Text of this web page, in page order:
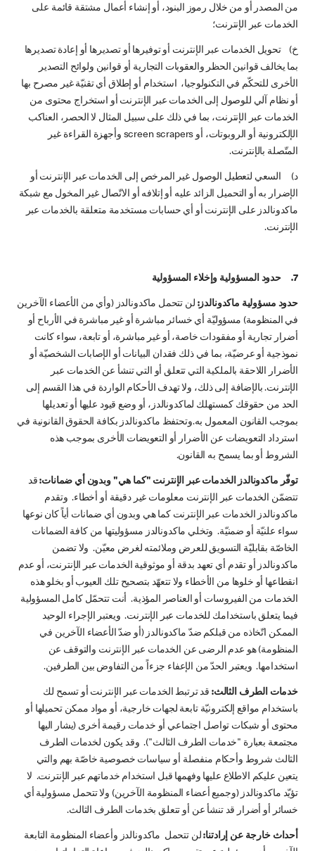
من المصدر أو من خلال رموز البنود، أو إنشاء أعمال مشتقة قائمة على
الخدمات عبر الإنترنت؛
خ‌) تحويل الخدمات عبر الإنترنت أو توفيرها أو تصديرها أو إعادة تصديرها
بما يخالف قوانين الحظر والعقوبات التجارية أو قوانين ولوائح التصدير
الأخرى للتحكّم في التكنولوجيا، استخدام أو إطلاق أي تقنيّة غير مصرح بها
أو نظام آلي للوصول إلى الخدمات عبر الإنترنت أو استخراج محتوى من
الخدمات عبر الإنترنت، بما في ذلك على سبيل المثال لا الحصر، العناكب
الإلكترونية أو الروبوتات، أو screen scrapers وأجهزة القراءة غير
المتّصلة بالإنترنت.
د‌) السعي لتعطيل الوصول غير المرخص إلى الخدمات عبر الإنترنت أو
الإضرار به أو التحميل الزائد عليه أو إتلافه أو الاتّصال غير المخول مع شبكة
ماكدونالدز على الإنترنت أو أي حسابات مستخدمة متعلقة بالخدمات عبر
الإنترنت.
7. حدود المسؤولية وإخلاء المسؤولية
حدود مسؤولية ماكدونالدز: لن تتحمل ماكدونالدز (وأي من الأعضاء الآخرين
في المنظومة) مسؤوليّة أي خسائر مباشرة أو غير مباشرة في الأرباح أو
أضرار تجارية أو مفقودات خاصة، أو غير مباشرة، أو تابعة، سواء كانت
نموذجية أو عرضيّة، بما في ذلك فقدان البيانات أو الإصابات الشخصيّة أو
الأضرار اللاحقة بالملكية التي تتعلق أو التي تنشأ عن الخدمات عبر
الإنترنت. بالإضافة إلى ذلك، ولا تهدف الأحكام الواردة في هذا القسم إلى
الحد من حقوقك كمستهلك لماكدونالدز، أو وضع قيود عليها أو تعديلها
بموجب القانون المعمول به.وتحتفظ ماكدونالدز بكافة الحقوق القانونية في
استرداد التعويضات عن الأضرار أو التعويضات الأخرى بموجب هذه
الشروط أو بما يسمح به القانون.
توفّر ماكدونالدز الخدمات عبر الإنترنت "كما هي" وبدون أي ضمانات: قد
تتضمّن الخدمات عبر الإنترنت معلومات غير دقيقة أو أخطاء. وتقدم
ماكدونالدز الخدمات عبر الإنترنت كما هي وبدون أي ضمانات أياً كان نوعها
سواء علنيّة أو ضمنيّة. وتخلي ماكدونالدز مسؤوليتها من كافة الضمانات
الخاصّة بقابليّة التسويق للعرض وملائمته لغرض معيّن. ولا تضمن
ماكدونالدز أو تقدم أي تعهد بدقة أو موثوقية الخدمات عبر الإنترنت، أو عدم
انقطاعها أو خلوها من الأخطاء ولا تتعهّد بتصحيح تلك العيوب أو بخلو هذه
الخدمات من الفيروسات أو العناصر المؤذية. أنت تتحمّل كامل المسؤولية
فيما يتعلق باستخدامك للخدمات عبر الإنترنت. ويعتبر الإجراء الوحيد
الممكن اتّخاذه من قبلكم ضدّ ماكدونالدز (أو ضدّ الأعضاء الآخرين في
المنظومة) هو عدم الرضى عن الخدمات عبر الإنترنت والتوقف عن
استخدامها. ويعتبر الحدّ من الإعفاء جزءاً من التفاوض بين الطرفين.
خدمات الطرف الثالث: قد ترتبط الخدمات عبر الإنترنت أو تسمح لك
باستخدام مواقع إلكترونيّة تابعة لجهات خارجية، أو مواد ممكن تحميلها أو
محتوى أو شبكات تواصل اجتماعي أو خدمات رقيمة أخرى (يشار اليها
مجتمعة بعبارة "خدمات الطرف الثالث"). وقد يكون لخدمات الطرف
الثالث شروط وأحكام منفصلة أو سياسات خصوصية خاصّة بهم والتي
يتعين عليكم الاطلاع عليها وفهمها قبل استخدام خدماتهم عبر الإنترنت. لا
تؤيّد ماكدونالدز (وجميع أعضاء المنظومة الآخرين) ولا تتحمل مسؤولية أي
خسائر أو أضرار قد تنشأ عن أو تتعلق بخدمات الطرف الثالث.
أحداث خارجة عن إرادتنا: لن تتحمل ماكدونالدز وأعضاء المنظومة التابعة